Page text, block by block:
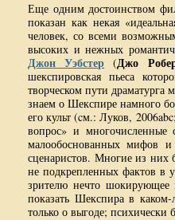
Еще одним достоинством
показан как некая
человек, со всеми
высоких и нежных
Джон Уэбстер (Джо
шекспировская пьеса
творческом пути
знаем о Шекспире намного
его культ (cм.: Луков,
вопрос» и многочисленные
малообоснованных мифов
сценаристов. Многие из них
не подкрепленных фактов в
зрителю нечто шокирующее
показать Шекспира в
только о выгоде;